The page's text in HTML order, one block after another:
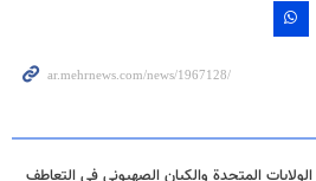
الولايات المتحدة والكيان الصهيوني في التعاطف